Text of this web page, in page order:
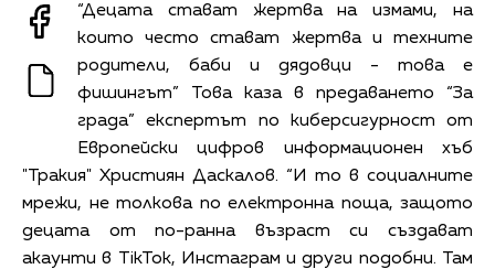
“Децата стават жертва на измами, на
които често стават жертва и техните
родители, баби и дядовци - това е
фишингът” Това каза в предаването “За
града” експертът по киберсигурност от
Европейски цифров информационен хъб
"Тракия" Християн Даскалов. “И то в социалните
мрежи, не толкова по електронна поща, защото
децата от по-ранна възраст си създават
акаунти в TikTok, Инстаграм и други подобни. Там